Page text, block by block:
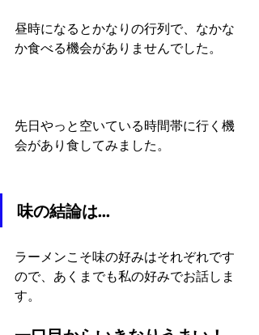
昼時になるとかなりの行列で、なかな
か食べる機会がありませんでした。
先日やっと空いている時間帯に行く機
会があり食してみました。
味の結論は…
ラーメンこそ味の好みはそれぞれです
ので、あくまでも私の好みでお話しま
す。